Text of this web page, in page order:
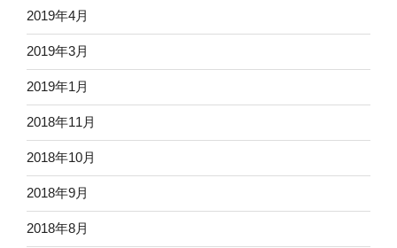
2019年4月
2019年3月
2019年1月
2018年11月
2018年10月
2018年9月
2018年8月